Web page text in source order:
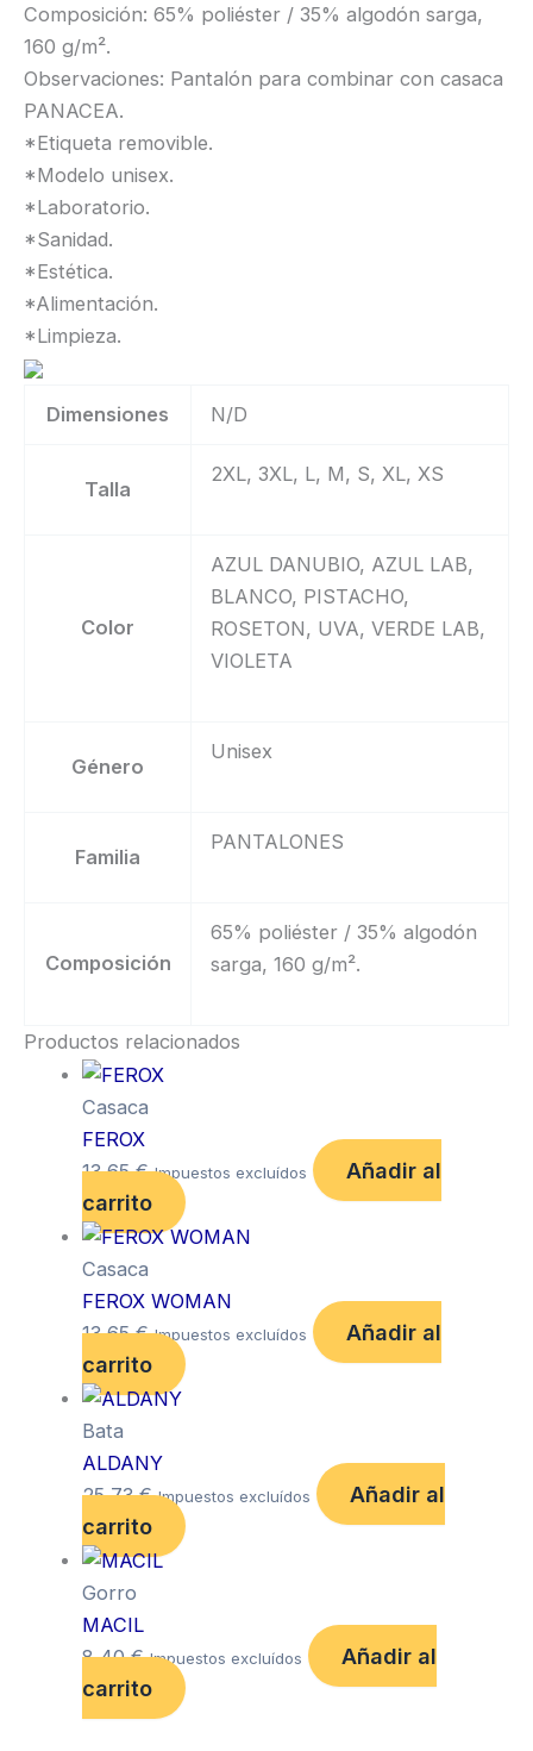
Composición: 65% poliéster / 35% algodón sarga,
160 g/m².
Observaciones: Pantalón para combinar con casaca
PANACEA.
*Etiqueta removible.
*Modelo unisex.
*Laboratorio.
*Sanidad.
*Estética.
*Alimentación.
*Limpieza.
Dimensiones N/D
Talla
2XL, 3XL, L, M, S, XL, XS
Color
AZUL DANUBIO, AZUL LAB,
BLANCO, PISTACHO,
ROSETON, UVA, VERDE LAB,
VIOLETA
Género
Unisex
Familia
PANTALONES
Composición
65% poliéster / 35% algodón
sarga, 160 g/m².
Productos relacionados
Casaca
FEROX
13,65€ Impuestos excluídos
Añadir al
carrito
Casaca
FEROX WOMAN
13,65€ Impuestos excluídos
Añadir al
carrito
Bata
ALDANY
25,73€ Impuestos excluídos
Añadir al
carrito
Gorro
MACIL
8,40€ Impuestos excluídos
Añadir al
carrito